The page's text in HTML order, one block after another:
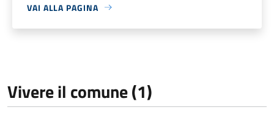
VAI ALLA PAGINA
Vivere il comune (1)